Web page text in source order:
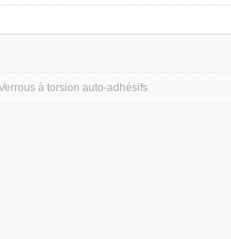
à torsion auto-adhésifs